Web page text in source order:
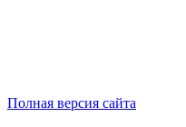
Полная версия сайта